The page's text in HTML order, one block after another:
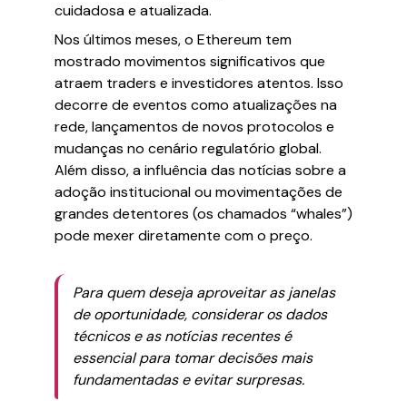
cuidadosa e atualizada.
Nos últimos meses, o Ethereum tem
mostrado movimentos significativos que
atraem traders e investidores atentos. Isso
decorre de eventos como atualizações na
rede, lançamentos de novos protocolos e
mudanças no cenário regulatório global.
Além disso, a influência das notícias sobre a
adoção institucional ou movimentações de
grandes detentores (os chamados “whales”)
pode mexer diretamente com o preço.
Para quem deseja aproveitar as janelas
de oportunidade, considerar os dados
técnicos e as notícias recentes é
essencial para tomar decisões mais
fundamentadas e evitar surpresas.